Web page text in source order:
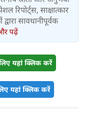
रिपोर्ट्स, साक्षात्कार
सावधानीपूर्वक
पढ़ें
यहां क्लिक करें
यहां क्लिक करें